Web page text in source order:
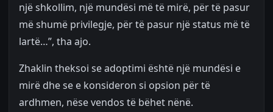
një shkollim, një mundësi më të mirë, për të pasur
më shumë privilegje, për të pasur një status më të
lartë…”, tha ajo.
Zhaklin theksoi se adoptimi është një mundësi e
mirë dhe se e konsideron si opsion për të
ardhmen, nëse vendos të bëhet nënë.